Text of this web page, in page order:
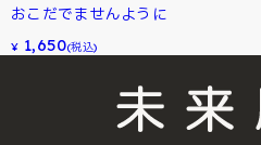
おこだでませんように
¥ 1,650(税込)